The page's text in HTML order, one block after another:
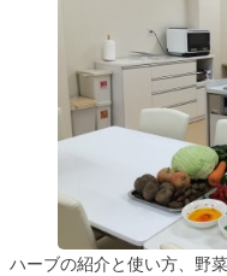
ハーブの紹介と使い方、野